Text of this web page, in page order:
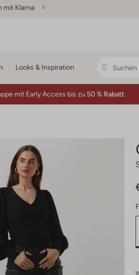
mit Klarna
Looks & Inspiration
mit Early Access bis zu 50 % Rabatt.